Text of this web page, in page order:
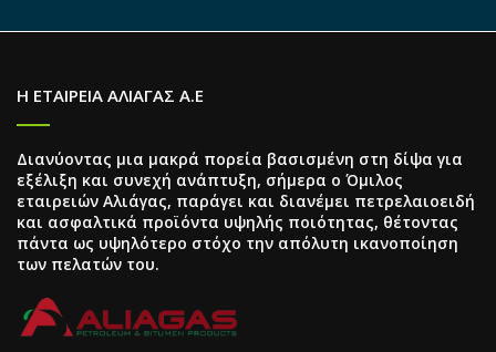
Η ΕΤΑΙΡΕΙΑ ΑΛΙΑΓΑΣ Α.Ε
Διανύοντας μια μακρά πορεία βασισμένη στη δίψα για
εξέλιξη και συνεχή ανάπτυξη, σήμερα ο Όμιλος
εταιρειών Αλιάγας, παράγει και διανέμει πετρελαιοειδή
και ασφαλτικά προϊόντα υψηλής ποιότητας, θέτοντας
πάντα ως υψηλότερο στόχο την απόλυτη ικανοποίηση
των πελατών του.